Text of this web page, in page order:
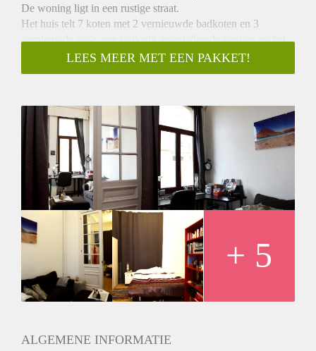
De woning ligt in een rustige straat.
Het huis telt 7 koten met 2 vernieuwde badkoten en 3
vernieuwde wc’s, een volledig geïnstalleerde keuken op het
gelijkvloers, een kitchenette op de 1ste verdieping en een
lounge terras op de 2de verdieping. Op het gelijkvloers is er
aansluiting. De verwarmingsketel, elektriciteit en de daken
zijn recentelijk vernieuwd en het huis is gekeurd op
brandveiligheid en op woonkwaliteit door de stadsdienst.
De huurprijs is inclusief gas, water, elektriciteit, internet, TV
aansluiting en een poetsvrouw voor de gezamenlijke ruimtes.
Het studentenhuis ligt vlakbij verschillende campussen en op
1 minuut stappen van metrolijnen 2,3,5, en 6, tramlijn 12,
bussen 19 en 23. Op 5 minuten ben je met de metro aan het
Centraal Station. Supermarkten, bakker , cafés en
eetgelegenheden liggen op wandelafstand. Ook het groene
‘park Spoor Noord’ is vlakbij.
LEES MEER MET EEN PAKKET!
+ 5
ALGEMENE INFORMATIE